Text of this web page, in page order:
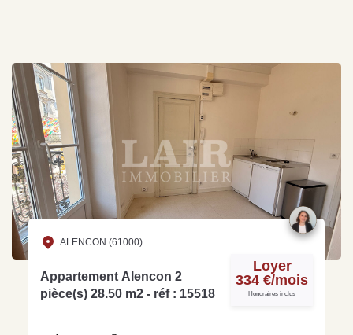
ALENCON (61000)
Appartement Alencon 2
pièce(s) 28.50 m2 - réf : 15518
Loyer
334 €/mois
Honoraires inclus